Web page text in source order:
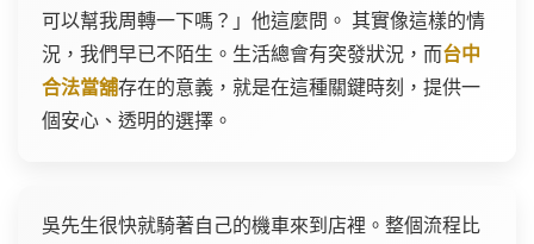
可以幫我周轉一下嗎？」他這麼問。 其實像這樣的情
況，我們早已不陌生。生活總會有突發狀況，而台中
合法當舖存在的意義，就是在這種關鍵時刻，提供一
個安心、透明的選擇。
吳先生很快就騎著自己的機車來到店裡。整個流程比